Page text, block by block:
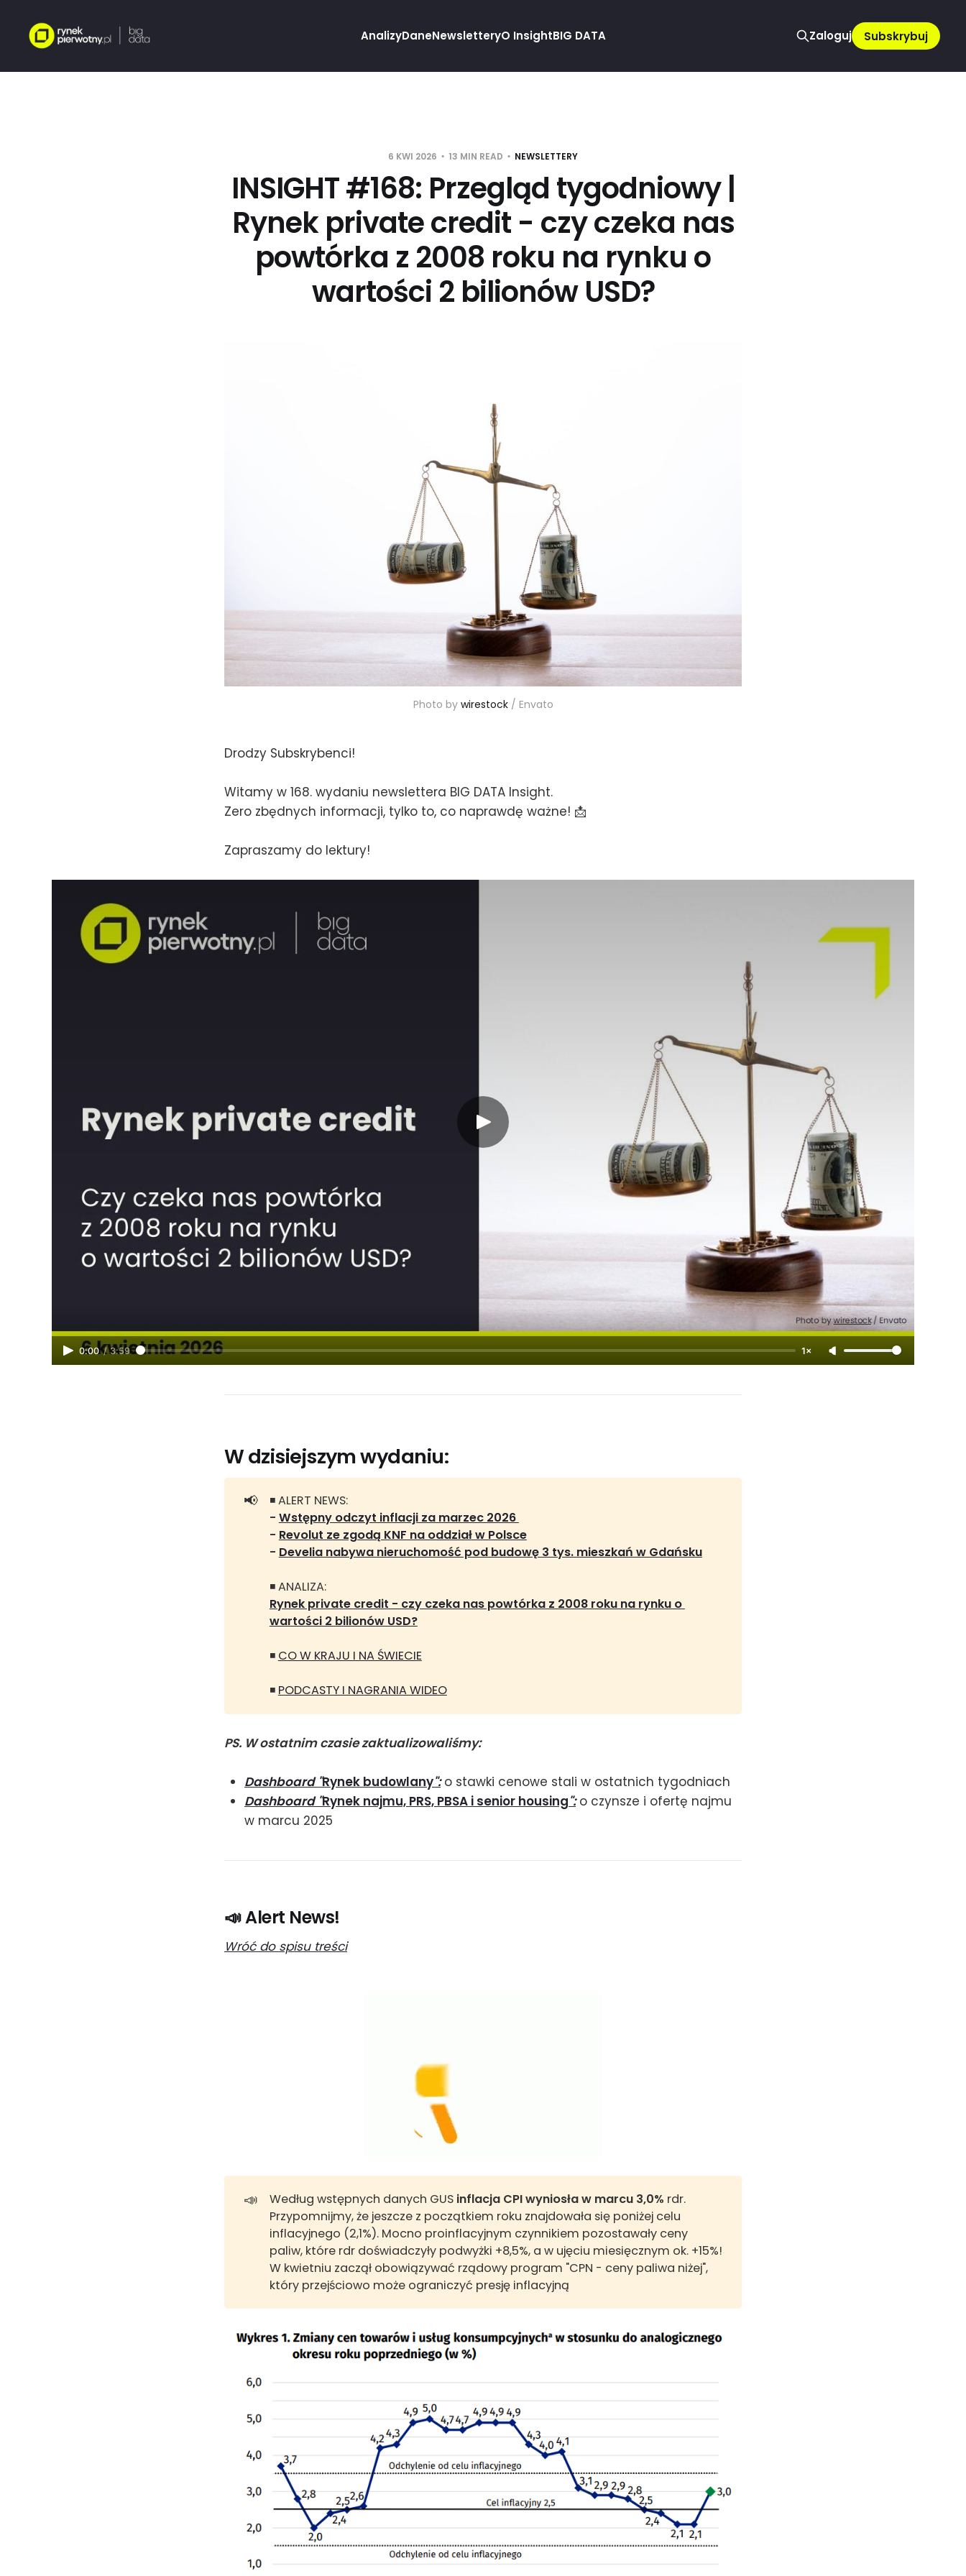
AnalizyDaneNewsletteryO InsightBIG DATA Zaloguj Subskrybuj
6 KWI 2026 13 MIN READ NEWSLETTERY
INSIGHT #168: Przegląd tygodniowy |
Rynek private credit - czy czeka nas
powtórka z 2008 roku na rynku o
wartości 2 bilionów USD?
Photo by wirestock / Envato
Drodzy Subskrybenci!
Witamy w 168. wydaniu newslettera BIG DATA Insight.
Zero zbędnych informacji, tylko to, co naprawdę ważne! 📩
Zapraszamy do lektury!
0:00 / 3:59 1×
W dzisiejszym wydaniu:
📢
◾ ALERT NEWS:
- Wstępny odczyt inflacji za marzec 2026
- Revolut ze zgodą KNF na oddział w Polsce
- Develia nabywa nieruchomość pod budowę 3 tys. mieszkań w Gdańsku
◾ ANALIZA:
Rynek private credit - czy czeka nas powtórka z 2008 roku na rynku o
wartości 2 bilionów USD?
◾ CO W KRAJU I NA ŚWIECIE
◾ PODCASTY I NAGRANIA WIDEO
PS. W ostatnim czasie zaktualizowaliśmy:
Dashboard "Rynek budowlany": o stawki cenowe stali w ostatnich tygodniach
Dashboard "Rynek najmu, PRS, PBSA i senior housing": o czynsze i ofertę najmu
w marcu 2025
📣 Alert News!
Wróć do spisu treści
📣 Według wstępnych danych GUS inflacja CPI wyniosła w marcu 3,0% rdr.
Przypomnijmy, że jeszcze z początkiem roku znajdowała się poniżej celu
inflacyjnego (2,1%). Mocno proinflacyjnym czynnikiem pozostawały ceny
paliw, które rdr doświadczyły podwyżki +8,5%, a w ujęciu miesięcznym ok. +15%!
W kwietniu zaczął obowiązywać rządowy program "CPN - ceny paliwa niżej",
który przejściowo może ograniczyć presję inflacyjną